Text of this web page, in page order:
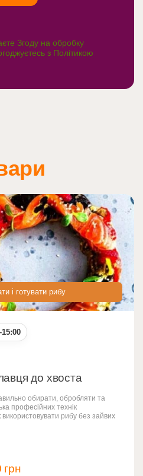
Згоду на обробку
з Політикою
і готувати рибу
до хвоста
обирати, обробляти та
професійних технік
рибу без зайвих